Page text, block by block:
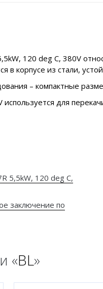
120 deg C, 380V
в корпусе из стали,
– компактные
для
5,5kW, 120 deg C,
заключение по
«BL»